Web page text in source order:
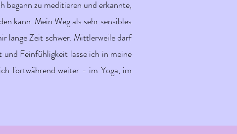
begann zu meditieren und erkannte,
kann. Mein Weg als sehr sensibles
lange Zeit schwer. Mittlerweile darf
Feinfühligkeit lasse ich in meine
fortwährend weiter - im Yoga, im